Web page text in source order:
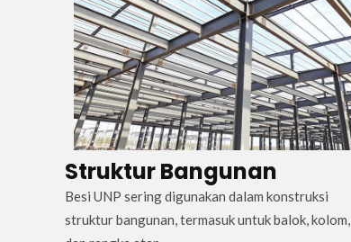
Struktur Bangunan
Besi UNP sering digunakan dalam konstruksi
struktur bangunan, termasuk untuk balok, kolom,